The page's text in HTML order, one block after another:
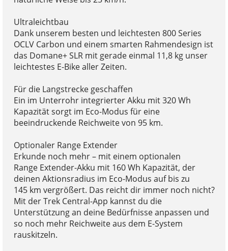
Ultraleichtbau
Dank unserem besten und leichtesten 800 Series
OCLV Carbon und einem smarten Rahmendesign ist
das Domane+ SLR mit gerade einmal 11,8 kg unser
leichtestes E-Bike aller Zeiten.
Für die Langstrecke geschaffen
Ein im Unterrohr integrierter Akku mit 320 Wh
Kapazität sorgt im Eco-Modus für eine
beeindruckende Reichweite von 95 km.
Optionaler Range Extender
Erkunde noch mehr – mit einem optionalen
Range Extender-Akku mit 160 Wh Kapazität, der
deinen Aktionsradius im Eco-Modus auf bis zu
145 km vergrößert. Das reicht dir immer noch nicht?
Mit der Trek Central-App kannst du die
Unterstützung an deine Bedürfnisse anpassen und
so noch mehr Reichweite aus dem E-System
rauskitzeln.